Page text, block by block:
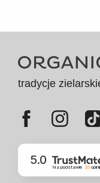
tradycje
5.0
Na podstawie 20opinii